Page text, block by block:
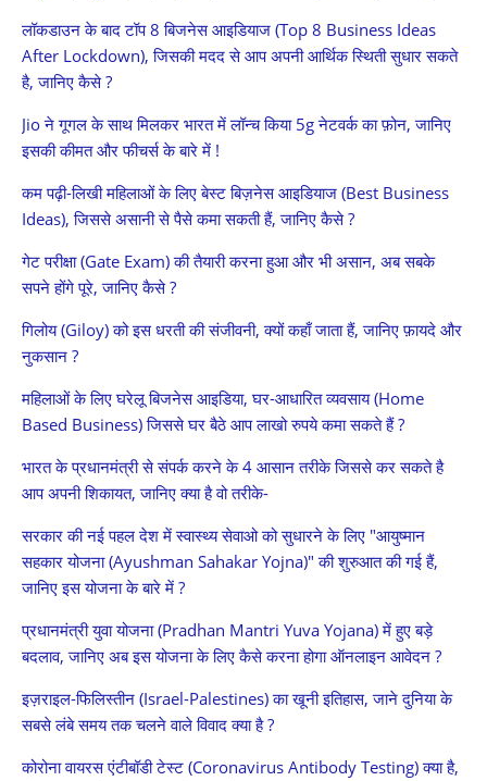
लॉकडाउन के बाद टॉप 8 बिजनेस आइडियाज (Top 8 Business Ideas
After Lockdown), जिसकी मदद से आप अपनी आर्थिक स्थिती सुधार सकते
है, जानिए कैसे ?
Jio ने गूगल के साथ मिलकर भारत में लॉन्च किया 5g नेटवर्क का फ़ोन, जानिए
इसकी कीमत और फीचर्स के बारे में !
कम पढ़ी-लिखी महिलाओं के लिए बेस्ट बिज़नेस आइडियाज (Best Business
Ideas), जिससे असानी से पैसे कमा सकती हैं, जानिए कैसे ?
गेट परीक्षा (Gate Exam) की तैयारी करना हुआ और भी असान, अब सबके
सपने होंगे पूरे, जानिए कैसे ?
गिलोय (Giloy) को इस धरती की संजीवनी, क्यों कहाँ जाता हैं, जानिए फ़ायदे और
नुकसान ?
महिलाओं के लिए घरेलू बिजनेस आइडिया, घर-आधारित व्यवसाय (Home
Based Business) जिससे घर बैठे आप लाखो रुपये कमा सकते हैं ?
भारत के प्रधानमंत्री से संपर्क करने के 4 आसान तरीके जिससे कर सकते है
आप अपनी शिकायत, जानिए क्या है वो तरीके-
सरकार की नई पहल देश में स्वास्थ्य सेवाओ को सुधारने के लिए "आयुष्मान
सहकार योजना (Ayushman Sahakar Yojna)" की शुरुआत की गई हैं,
जानिए इस योजना के बारे में ?
प्रधानमंत्री युवा योजना (Pradhan Mantri Yuva Yojana) में हुए बड़े
बदलाव, जानिए अब इस योजना के लिए कैसे करना होगा ऑनलाइन आवेदन ?
इज़राइल-फिलिस्तीन (Israel-Palestines) का खूनी इतिहास, जाने दुनिया के
सबसे लंबे समय तक चलने वाले विवाद क्या है ?
कोरोना वायरस एंटीबॉडी टेस्ट (Coronavirus Antibody Testing) क्या है,